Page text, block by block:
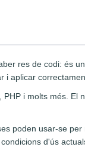
res de codi: és
i aplicar
i molts més. El
poden usar-se per
d'ús